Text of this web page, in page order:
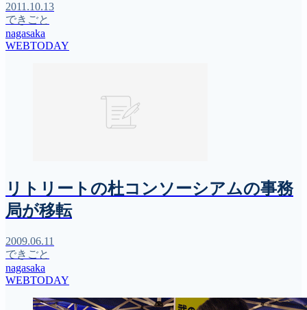
2011.10.13
できごと
nagasaka
WEBTODAY
リトリートの杜コンソーシアムの事務
局が移転
2009.06.11
できごと
nagasaka
WEBTODAY